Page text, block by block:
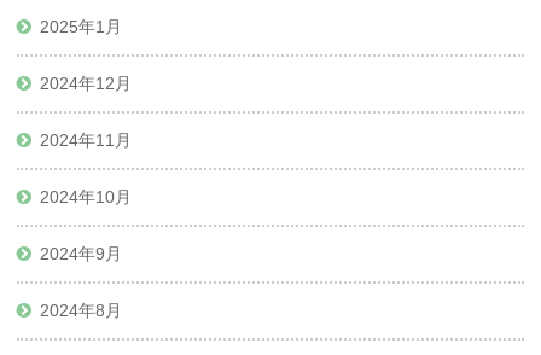
2025年1月
2024年12月
2024年11月
2024年10月
2024年9月
2024年8月